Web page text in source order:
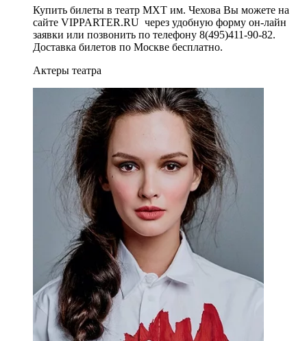
Купить билеты в театр МХТ им. Чехова Вы можете на
сайте VIPPARTER.RU через удобную форму он-лайн
заявки или позвонить по телефону 8(495)411-90-82.
Доставка билетов по Москве бесплатно.
Актеры театра